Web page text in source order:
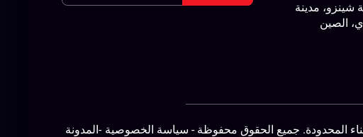
شينزو، مدينة
الصين
المحدودة. جميع الحقوق محفوظة - سياسة الخصوصية -المدونة